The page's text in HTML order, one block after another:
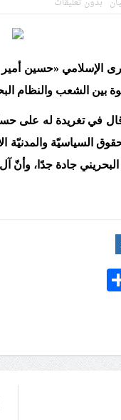
شعب البحرين سيقطع
ميدان جهاد بالكلمة
لن تقتلوا الحسين.. إنّ
الإيرانيّة- الأمريكيّة في
الترخيص والإجازة من
«​حسين أمير
بين الشعب والنظام
قال في تغريدة له على
السياسيّة
جادة جدًا، وأنّ